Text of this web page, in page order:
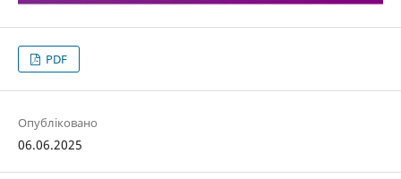
PDF
Опубліковано
06.06.2025